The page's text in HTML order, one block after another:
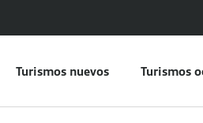
Turismos nuevos Turismos